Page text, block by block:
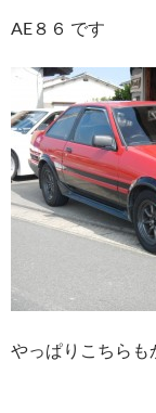
AE８６ です
やっぱりこちらも